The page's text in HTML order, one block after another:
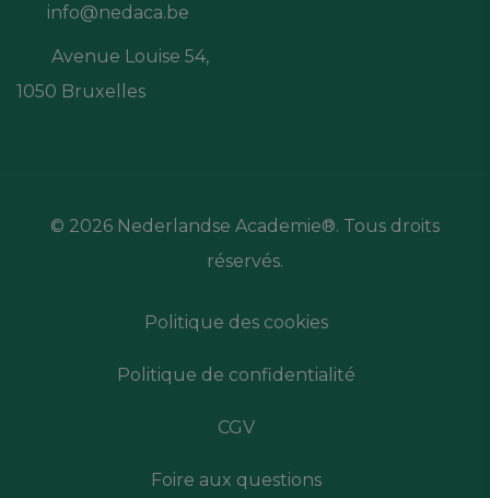
info@nedaca.be
Avenue Louise 54,
1050 Bruxelles
© 2026 Nederlandse Academie®. Tous droits
réservés.
Politique des cookies
Politique de confidentialité
CGV
Foire aux questions